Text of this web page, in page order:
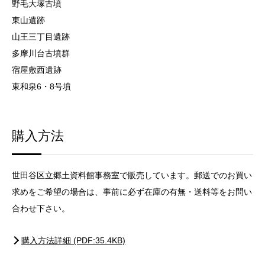
野毛大塚古墳
東山遺跡
山王三丁目遺跡
多摩川台古墳群
宿屋敷西遺跡
東和泉6・8号墳
購入方法
世田谷区立郷土資料館事務室で販売しています。郵送でのお買い
求めをご希望の場合は、事前に必ず在庫の有無・送料等をお問い
合わせ下さい。
購入方法詳細 (PDF:35.4KB)